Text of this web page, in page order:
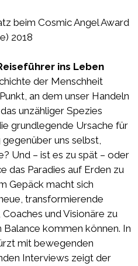
beim Cosmic Angel Award
2018
Reiseführer ins Leben
der Menschheit
an dem unser Handeln
unzähliger Spezies
grundlegende Ursache für
uns selbst,
Und – ist es zu spät – oder
das Paradies auf Erden zu
Gepäck macht sich
transformierende
und Visionäre zu
kommen können. In
mit bewegenden
Interviews zeigt der